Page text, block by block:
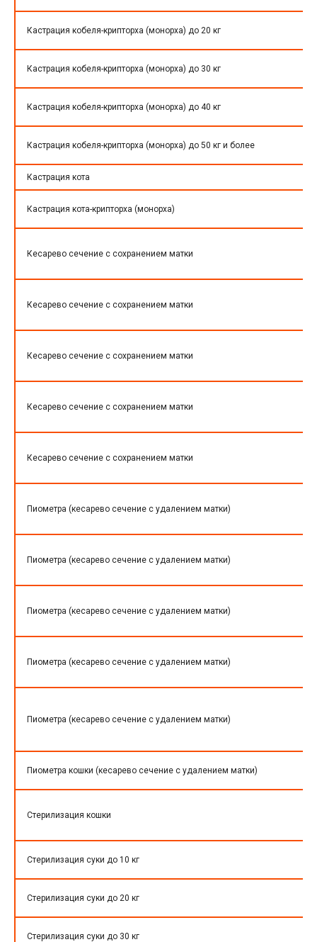
Кастрация кобеля-крипторха (монорха) до 20 кг
Кастрация кобеля-крипторха (монорха) до 30 кг
Кастрация кобеля-крипторха (монорха) до 40 кг
Кастрация кобеля-крипторха (монорха) до 50 кг и более
Кастрация кота
Кастрация кота-крипторха (монорха)
Кесарево сечение с сохранением матки
Кесарево сечение с сохранением матки
Кесарево сечение с сохранением матки
Кесарево сечение с сохранением матки
Кесарево сечение с сохранением матки
Пиометра (кесарево сечение с удалением матки)
Пиометра (кесарево сечение с удалением матки)
Пиометра (кесарево сечение с удалением матки)
Пиометра (кесарево сечение с удалением матки)
Пиометра (кесарево сечение с удалением матки)
Пиометра кошки (кесарево сечение с удалением матки)
Стерилизация кошки
Стерилизация суки до 10 кг
Стерилизация суки до 20 кг
Стерилизация суки до 30 кг